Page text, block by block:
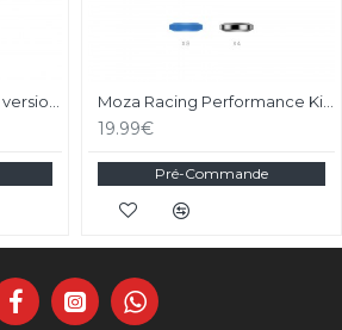
19.99€
Pré-Commande